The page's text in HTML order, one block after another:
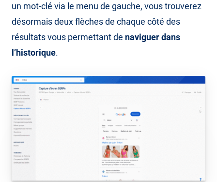
un mot-clé via le menu de gauche, vous trouverez
désormais deux flèches de chaque côté des
résultats vous permettant de naviguer dans
l’historique.